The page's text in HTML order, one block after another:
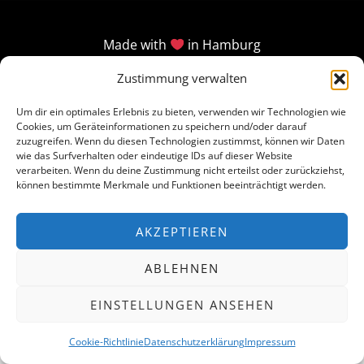
Zustimmung verwalten
Um dir ein optimales Erlebnis zu bieten, verwenden wir Technologien wie
Cookies, um Geräteinformationen zu speichern und/oder darauf
zuzugreifen. Wenn du diesen Technologien zustimmst, können wir Daten
wie das Surfverhalten oder eindeutige IDs auf dieser Website
verarbeiten. Wenn du deine Zustimmung nicht erteilst oder zurückziehst,
können bestimmte Merkmale und Funktionen beeinträchtigt werden.
AKZEPTIEREN
ABLEHNEN
EINSTELLUNGEN ANSEHEN
Cookie-RichtlinieDatenschutzerklärungImpressum
Made with in Hamburg